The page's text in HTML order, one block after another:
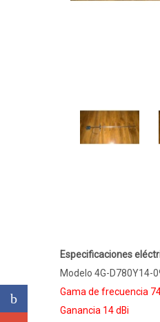
Especificaciones
Modelo 4G-D780Y14-
Gama de frecuencia
Ganancia 14 dBi